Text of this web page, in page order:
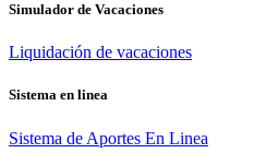
Simulador de Vacaciones
Liquidación de vacaciones
Sistema en linea
Sistema de Aportes En Linea